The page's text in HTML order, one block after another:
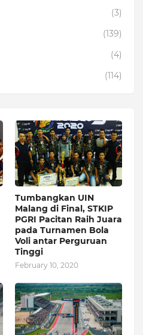
(3)
(139)
(4)
(114)
Tumbangkan UIN
Malang di Final, STKIP
PGRI Pacitan Raih Juara
pada Turnamen Bola
Voli antar Perguruan
Tinggi
February 10, 2020